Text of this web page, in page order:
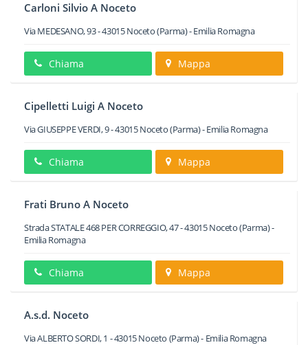
Carloni Silvio A Noceto
Via MEDESANO, 93-43015Noceto(Parma) -Emilia Romagna
Chiama Mappa
Cipelletti Luigi A Noceto
Via GIUSEPPE VERDI, 9-43015Noceto(Parma) -Emilia Romagna
Chiama Mappa
Frati Bruno A Noceto
Strada STATALE 468 PER CORREGGIO, 47-43015Noceto(Parma) -
Emilia Romagna
Chiama Mappa
A.s.d. Noceto
Via ALBERTO SORDI, 1 -43015Noceto (Parma) - Emilia Romagna